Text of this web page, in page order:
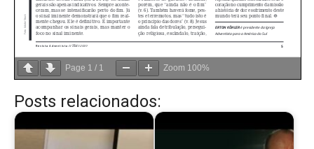
Page 1 / 1 Zoom 100%
Posts relacionados: